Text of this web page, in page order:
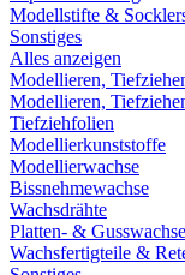
Modellstifte &
Sonstiges
Alles anzeigen
Modellieren,
Modellieren,
Tiefziehfolien
Modellierkunststoffe
Modellierwachse
Bissnehmewachse
Wachsdrähte
Platten- & Gusswachse
Wachsfertigteile &